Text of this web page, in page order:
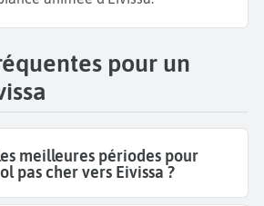
pour un
meilleures périodes pour
pas cher vers Eivissa ?